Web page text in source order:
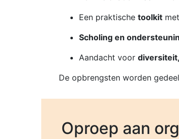
Een praktische toolkit
Scholing en
Aandacht voor
De opbrengsten worden
Oproep aan